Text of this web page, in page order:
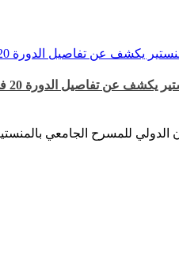
تفاصيل الدورة 20 في ندوته الصحفية￼
الدولي للمسرح الجامعي